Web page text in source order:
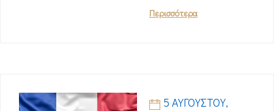
Περισσότερα
5 ΑΥΓΟΎΣΤΟΥ,